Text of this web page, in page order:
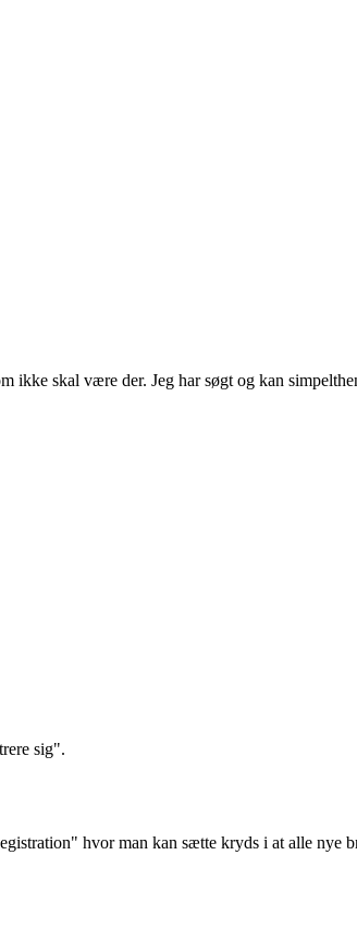
ikke skal være der. Jeg har søgt og kan
sig".
hvor man kan sætte kryds i at alle nye